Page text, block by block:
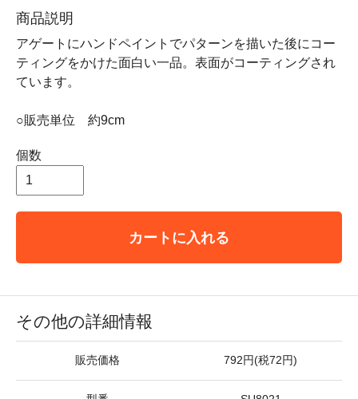
商品説明
アゲートにハンドペイントでパターンを描いた後にコー
ティングをかけた面白い一品。表面がコーティングされ
ています。
○販売単位 約9cm
個数
カートに入れる
その他の詳細情報
販売価格 792円(税72円)